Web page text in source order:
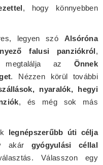
, hogy könnyebben
legyen szó Alsóróna
falusi panziókról,
az Önnek
. Nézzen körül további
nyaralók, hegyi
, és még sok más
legnépszerűbb úti célja
akár gyógyulási céllal
Válasszon egy